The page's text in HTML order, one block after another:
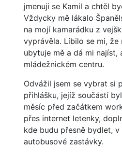
jmenuji se Kamil a chtěl
Vždycky mě lákalo
na mojí kamarádku z
vyprávěla. Líbilo se mi,
ubytuje mě a dá mi
mládežnickém centru.
Odvážil jsem se vybrat si
přihlášku, jejíž součástí
měsíc před začátkem
přes internet letenky,
kde budu přesně bydlet,
autobusové zastávky.